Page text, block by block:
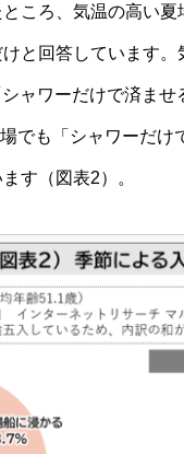
ころ、気温の高い
と回答しています
ャワーだけで済ま
でも「シャワーだ
す（図表2）。